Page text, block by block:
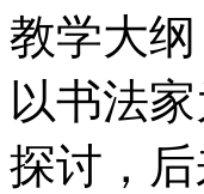
教学大
以书法
探讨，